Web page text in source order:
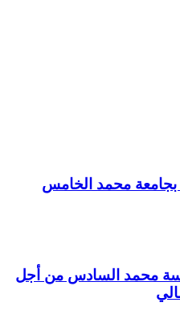
بجامعة محمد الخامس
محمد السادس من أجل